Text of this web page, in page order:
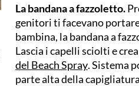
La bandana a fazzoletto.
genitori ti facevano
bambina, la bandana a
Lascia i capelli sciolti e
del Beach Spray. Sistema
parte alta della